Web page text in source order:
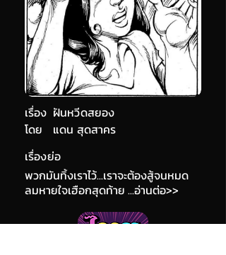
เรื่อง ฝันหวีดสยอง
แดน สุดสาคร
โดย
เรื่องย่อ
พวกมันทิ้งเราไว้...เราจะต้องสู้จนหมด
ลมหายใจเฮือกสุดท้าย ...อ่านต่อ>>